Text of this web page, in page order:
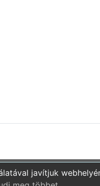
javítjuk